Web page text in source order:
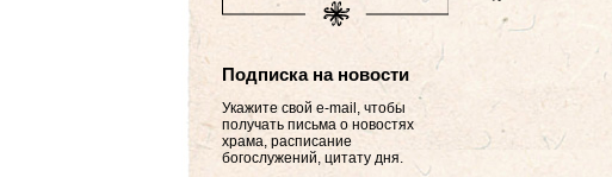
Подписка на новости
Укажите свой e-mail, чтобы
получать письма о новостях
храма, расписание
богослужений, цитату дня.